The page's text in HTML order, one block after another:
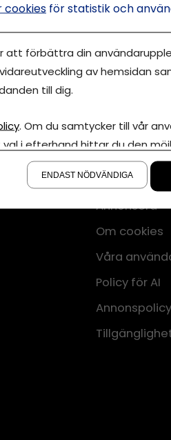
Annonsera
Om cookies
Våra
Policy för AI
Annonspolicy
cookies för statistik och
att förbättra din
av hemsidan
till dig.
. Om du samtycker till vår
val i efterhand hittar du den
ENDAST NÖDVÄNDIGA